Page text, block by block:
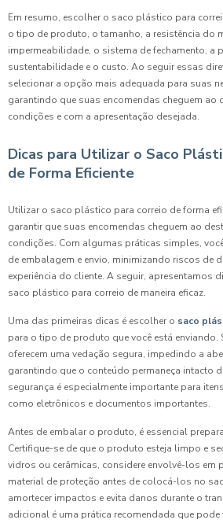
Em resumo, escolher o saco plástico para
o tipo de produto, o tamanho, a resistência do
impermeabilidade, o sistema de fechamento, a
sustentabilidade e o custo. Ao seguir essas
selecionar a opção mais adequada para suas
garantindo que suas encomendas cheguem ao
condições e com a apresentação desejada.
Dicas para Utilizar o Saco
de Forma Eficiente
Utilizar o saco plástico para correio de forma
garantir que suas encomendas cheguem ao
condições. Com algumas práticas simples,
de embalagem e envio, minimizando riscos de
experiência do cliente. A seguir, apresentamos
saco plástico para correio de maneira eficaz.
Uma das primeiras dicas é escolher o saco
para o tipo de produto que você está enviando.
oferecem uma vedação segura, impedindo a
garantindo que o conteúdo permaneça intacto
segurança é especialmente importante para
como eletrônicos e documentos importantes.
Antes de embalar o produto, é essencial
Certifique-se de que o produto esteja limpo e
vidros ou cerâmicas, considere envolvê-los em
material de proteção antes de colocá-los no
amortecer impactos e evita danos durante o
adicional é uma prática recomendada que pode